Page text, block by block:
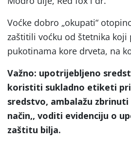
Voćke dobro „okupati“
zaštitili voćku od štetnika
pukotinama kore drveta, na
Važno: upotrijebljeno
koristiti sukladno etiketi
sredstvo, ambalažu zbrinuti
način,, voditi evidenciju o
zaštitu bilja.